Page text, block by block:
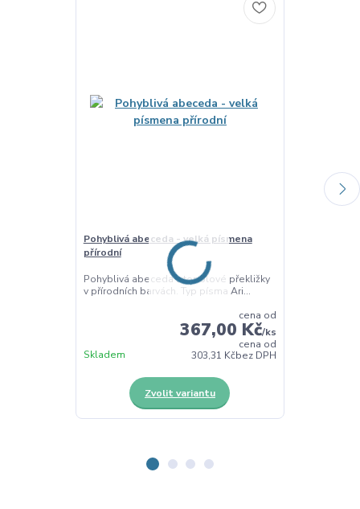
Pohyblivá abeceda - velká písmena
přírodní
Pohyblivá abeceda z topolové překližky
v přírodních barvách. Typ písma Ari...
cena od
367,00 Kč/ks
cena od
303,31 Kčbez DPH
Skladem
Zvolit variantu